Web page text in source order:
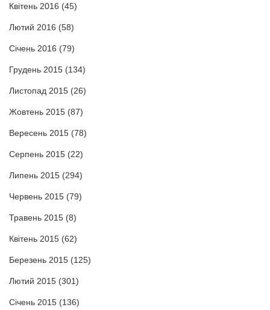
Квітень 2016 (45)
Лютий 2016 (58)
Січень 2016 (79)
Грудень 2015 (134)
Листопад 2015 (26)
Жовтень 2015 (87)
Вересень 2015 (78)
Серпень 2015 (22)
Липень 2015 (294)
Червень 2015 (79)
Травень 2015 (8)
Квітень 2015 (62)
Березень 2015 (125)
Лютий 2015 (301)
Січень 2015 (136)